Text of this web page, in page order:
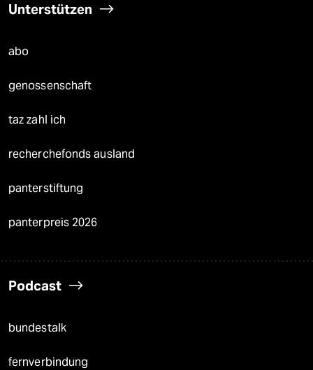
Unterstützen
abo
genossenschaft
taz zahl ich
recherchefonds ausland
panterstiftung
panterpreis 2026
Podcast
bundestalk
fernverbindung